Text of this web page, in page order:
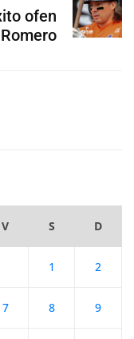
ofen
V S D
1 2
7 8 9